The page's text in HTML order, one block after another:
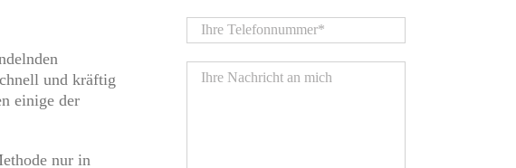
und kräftig
einige der
nur in